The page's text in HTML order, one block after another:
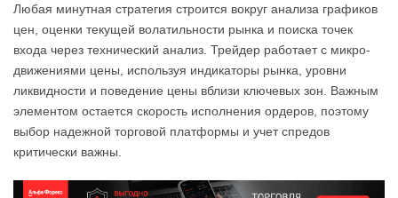
Любая минутная стратегия строится вокруг анализа графиков
цен, оценки текущей волатильности рынка и поиска точек
входа через технический анализ. Трейдер работает с микро-
движениями цены, используя индикаторы рынка, уровни
ликвидности и поведение цены вблизи ключевых зон. Важным
элементом остается скорость исполнения ордеров, поэтому
выбор надежной торговой платформы и учет спредов
критически важны.